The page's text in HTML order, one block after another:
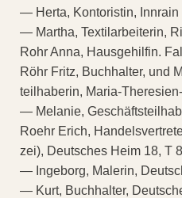
— Herta, Kontoristin, Innrain
— Martha, Textilarbeiterin,
Rohr Anna, Hausgehilfin.
Röhr Fritz, Buchhalter, und
teilhaberin, Maria-
— Melanie,
Roehr Erich,
zei), Deutsches Heim 18, T
— Ingeborg, Malerin,
— Kurt, Buchhalter,